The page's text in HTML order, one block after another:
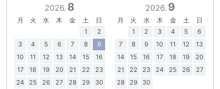
2026. 8
月 火 水 木 金 土
日
1
2
3
4 5 6 7 8
9
10
11 12 13 14 15
16
17
18 19 20 21 22
23
24
25 26 27 28 29
30
2026. 9
月 火 水 木 金 土
日
1
2 3 4 5
6
7
8 9 10 11 12
13
14
15 16 17 18 19
20
21
22 23 24 25 26
27
28
29 30